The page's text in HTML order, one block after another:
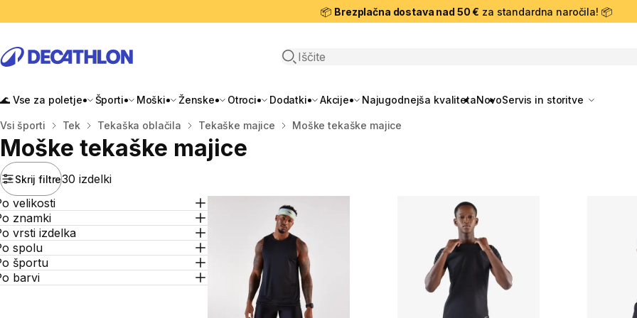
📦 Brezplačna dostava nad 50 € za standardna naročila! 📦
Odpri iskanje
🌊 Vse za poletje Športi Moški Ženske Otroci Dodatki Akcije Najugodnejša kvalitetaNovoServis in storitve
Domov
Vsi športi Tek Tekaška oblačila Tekaške majice Moške tekaške majice
Moške tekaške majice
Skrij filtre30 izdelki
velikosti
znamki
vrsti izdelka
spolu
športu
barvi